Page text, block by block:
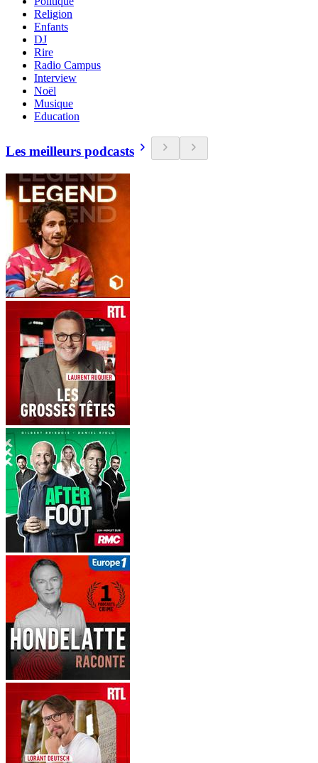
Religion
Enfants
DJ
Rire
Radio Campus
Interview
Noël
Musique
Education
Les meilleurs podcasts